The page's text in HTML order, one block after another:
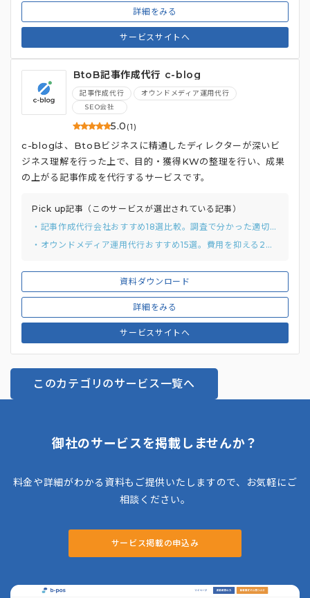
詳細をみる
サービスサイトへ
BtoB記事作成代行 c-blog
記事作成代行
オウンドメディア運用代行
SEO会社
5.0 (1)
資料ダウンロード
詳細をみる
サービスサイトへ
c-blogは、BtoBビジネスに精通したディレクターが深いビ
ジネス理解を行った上で、目的・獲得KWの整理を行い、成果
の上がる記事作成を代行するサービスです。
Pick up記事（このサービスが選出されている記事）
・記事作成代行会社おすすめ18選比較。調査で分かった適切な費用感と2つの選び方
・オウンドメディア運用代行おすすめ15選。費用を抑える2つの方法も解説
このカテゴリのサービス一覧へ
御社のサービスを掲載しませんか？
料金や詳細がわかる資料もご提供いたしますので、お気軽にご
相談ください。
サービス掲載の申込み